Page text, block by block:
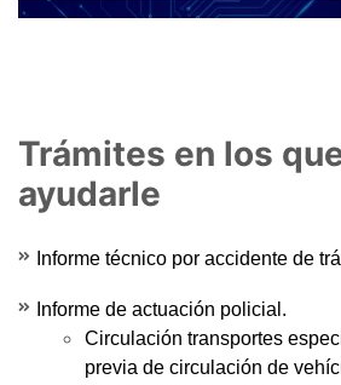
Trámites en los
ayudarle
Informe técnico por accidente de
Informe de actuación policial.
Circulación transportes
previa de circulación de